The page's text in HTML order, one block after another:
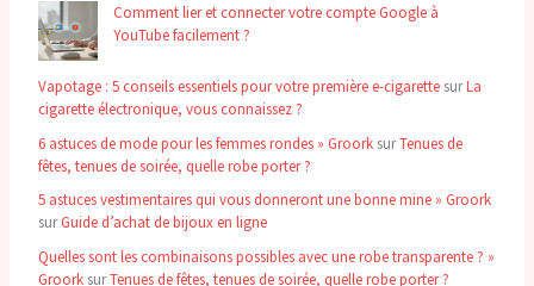
Comment lier et connecter votre compte Google à
YouTube facilement ?
Vapotage : 5 conseils essentiels pour votre première e-cigarette surLa
cigarette électronique, vous connaissez ?
6 astuces de mode pour les femmes rondes » Groork surTenues de
fêtes, tenues de soirée, quelle robe porter ?
5 astuces vestimentaires qui vous donneront une bonne mine » Groork
surGuide d’achat de bijoux en ligne
Quelles sont les combinaisons possibles avec une robe transparente ? »
Groork surTenues de fêtes, tenues de soirée, quelle robe porter ?